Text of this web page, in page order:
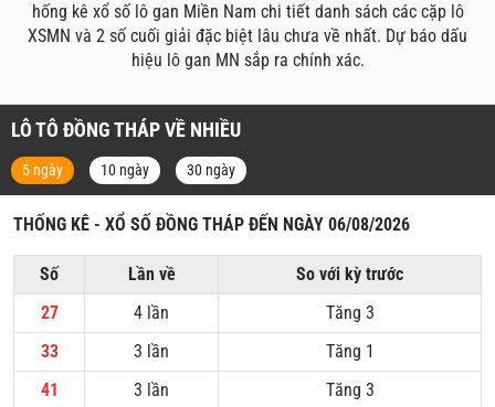
hống kê xổ số lô gan Miền Nam chi tiết danh sách các cặp lô
XSMN và 2 số cuối giải đặc biệt lâu chưa về nhất. Dự báo dấu
hiệu lô gan MN sắp ra chính xác.
LÔ TÔ ĐỒNG THÁP VỀ NHIỀU
5 ngày 10 ngày 30 ngày
THỐNG KÊ - XỔ SỐ ĐỒNG THÁP ĐẾN NGÀY 06/08/2026
Số Lần về
So với kỳ trước
27
4 lần
Tăng 3
33
3 lần
Tăng 1
41
3 lần
Tăng 3